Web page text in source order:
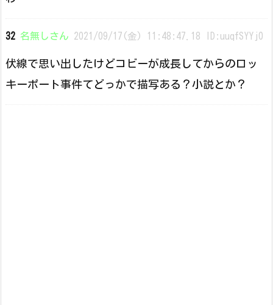
32 名無しさん 2021/09/17(金) 11:48:47.18 ID:uuqfSYYj0
伏線で思い出したけどコビーが成長してからのロッ
キーポート事件てどっかで描写ある？小説とか？